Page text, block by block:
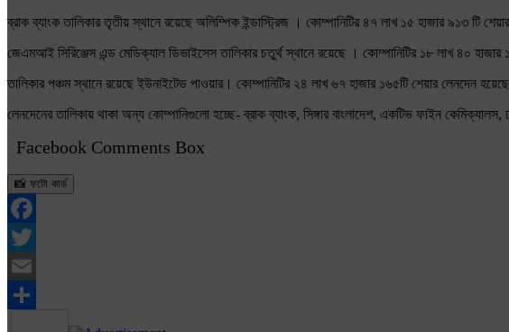
ব্রাক ব্যাংক তালিকার তৃতীয় স্থানে রয়েছে অলিম্পিক ইন্ডাস্ট্রিজ । কোম্পানিটির ৪৭ লাখ ১৫ হাজার ৯১৩ টি
জেএমআই সিরিঞ্জেস এন্ড মেডিক্যাল ডিভাইসেস তালিকার চতুর্থ স্থানে রয়েছে । কোম্পানিটির ১৮ লাখ ৪০
তালিকার পঞ্চম স্থানে রয়েছে ইউনাইটেড পাওয়ার। কোম্পানিটির ২৪ লাখ ৬৭ হাজার ১৬৫টি শেয়ার লেনদেন
লেনদেনের তালিকায় থাকা অন্য কোম্পানিগুলো হচ্ছে- ব্রাক ব্যাংক, সিঙ্গার বাংলাদেশ, একটিভ ফাইন
Facebook Comments Box
📸 ফটো কার্ড
Facebook
Twitter
Email
Share